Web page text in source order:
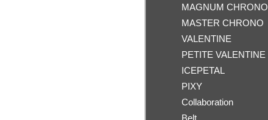
MAGNUM CHRONO
MASTER CHRONO
VALENTINE
PETITE VALENTINE
ICEPETAL
PIXY
Collaboration
Belt